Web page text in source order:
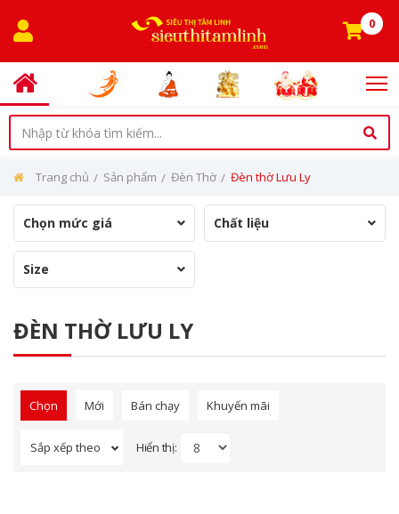
0
Trang chủ Sản phẩm Đèn Thờ Đèn thờ Lưu Ly
Chọn mức giá Chất liệu
Size
ĐÈN THỜ LƯU LY
Chọn Mới Bán chạy Khuyến mãi
Sắp xếp theo Hiển thị: